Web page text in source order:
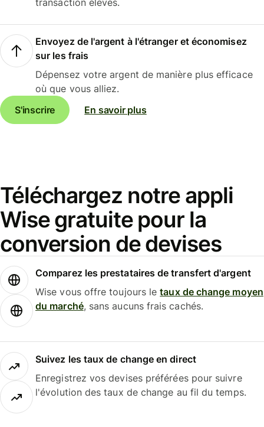
transaction élevés.
Envoyez de l'argent à l'étranger et économisez
sur les frais
Dépensez votre argent de manière plus efficace
où que vous alliez.
S'inscrire
En savoir plus
Téléchargez notre appli
Wise gratuite pour la
conversion de devises
Comparez les prestataires de transfert d'argent
Wise vous offre toujours letaux de change moyen
du marché, sans aucuns frais cachés.
Suivez les taux de change en direct
Enregistrez vos devises préférées pour suivre
l'évolution des taux de change au fil du temps.